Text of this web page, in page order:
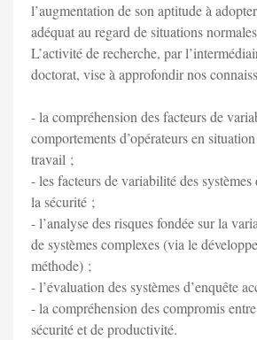
l’augmentation de son aptitude à
adéquat au regard de situations
L’activité de recherche, par
doctorat, vise à approfondir nos
- la compréhension des facteurs de
comportements d’opérateurs en
travail ;
- les facteurs de variabilité des systèmes
la sécurité ;
- l’analyse des risques fondée sur la
de systèmes complexes (via le
méthode) ;
- l’évaluation des systèmes d’enquête
- la compréhension des compromis
sécurité et de productivité.